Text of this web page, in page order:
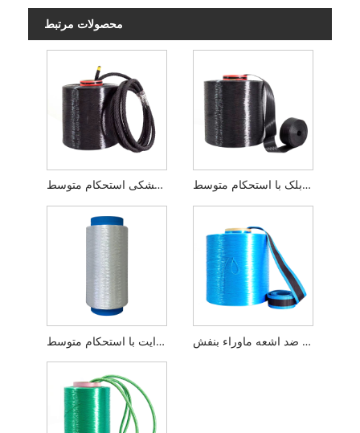
محصولات مرتبط
نخ پلی استر صنعتی ضد اشعه ماوراء بنفش مشکی استحکام متوسط نخ پلی استر صنعتی توتال برایت بلک با استحکام متوسط
نخ پلی استر صنعتی توتال برایت وایت با استحکام متوسط نخ پلی استر صنعتی با مقاومت متوسط ​​ضد اشعه ماوراء بنفش